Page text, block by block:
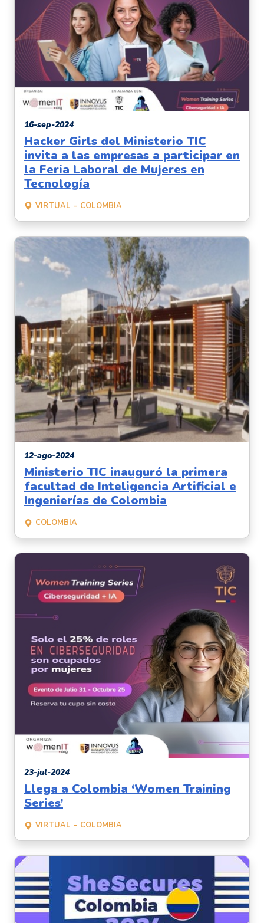
16-sep-2024
Hacker Girls del Ministerio TIC
invita a las empresas a participar en
la Feria Laboral de Mujeres en
Tecnología
VIRTUAL COLOMBIA
12-ago-2024
Ministerio TIC inauguró la primera
facultad de Inteligencia Artificial e
Ingenierías de Colombia
COLOMBIA
23-jul-2024
Llega a Colombia ‘Women Training
Series’
VIRTUAL COLOMBIA